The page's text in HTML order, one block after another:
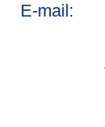
E-mail: